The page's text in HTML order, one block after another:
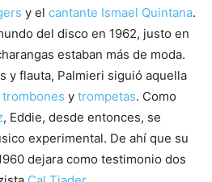
y el cantante Ismael Quintana.
del disco en 1962, justo en
estaban más de moda.
y flauta, Palmieri siguió aquella
trombones y trompetas. Como
, Eddie, desde entonces, se
experimental. De ahí que su
dejara como testimonio dos